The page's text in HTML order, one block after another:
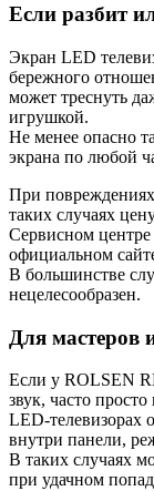
Если разбит
Экран LED
бережного
может треснуть
игрушкой.
Не менее опасно
экрана по любой
При повреждениях
таких случаях
Сервисном
официальном
В большинстве
нецелесообразен.
Для мастеров
Если у ROLSEN
звук, часто
LED-телевизорах
внутри панели,
В таких случаях
при удачном